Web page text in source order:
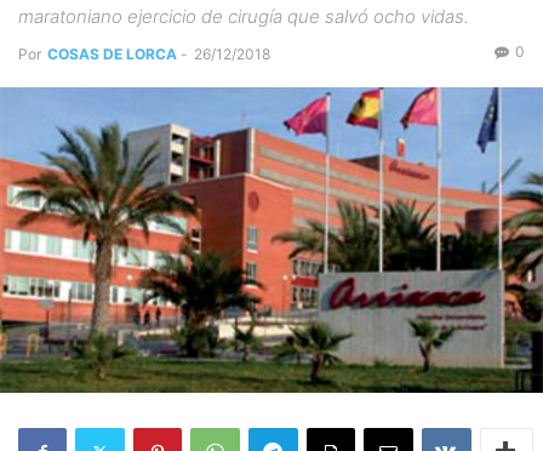
maratoniano ejercicio de cirugía que salvó ocho vidas.
Por COSAS DE LORCA - 26/12/2018 0